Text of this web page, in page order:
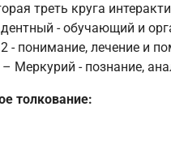
треть круга
- обучающий и
- понимание, лечение и
Меркурий - познание,
толкование: